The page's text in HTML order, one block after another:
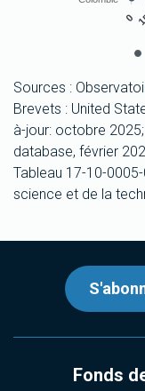
0
End of interactive
Sources :
Brevets : United
à-jour: octobre
database, février
Tableau 17-10-
science et de la
Fonds